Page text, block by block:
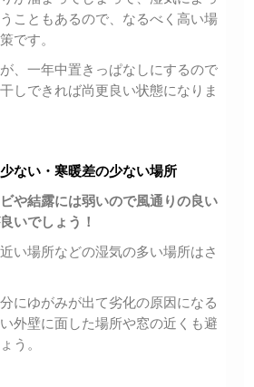
こともあるので、なるべく高い場
です。
、一年中置きっぱなしにするので
しできれば尚更良い状態になりま
ない・寒暖差の少ない場所
や結露には弱いので風通りの良い
いでしょう！
い場所などの湿気の多い場所はさ
にゆがみが出て劣化の原因になる
外壁に面した場所や窓の近くも避
う。